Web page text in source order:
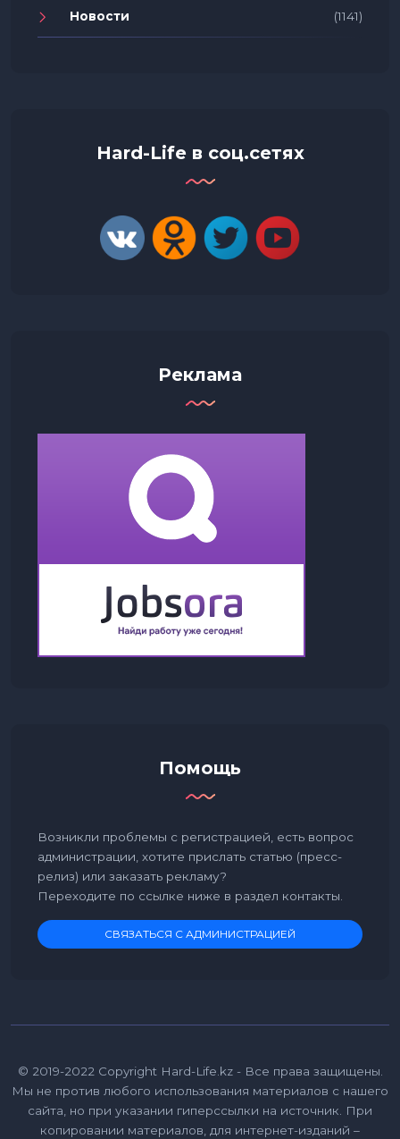
Новости (1141)
Hard-Life в соц.сетях
Реклама
Помощь
Возникли проблемы с регистрацией, есть вопрос
администрации, хотите прислать статью (пресс-
релиз) или заказать рекламу?
Переходите по ссылке ниже в раздел контакты.
СВЯЗАТЬСЯ С АДМИНИСТРАЦИЕЙ
© 2019-2022 Copyright Hard-Life.kz - Все права защищены.
Мы не против любого использования материалов с нашего
сайта, но при указании гиперссылки на источник. При
копировании материалов, для интернет-изданий –